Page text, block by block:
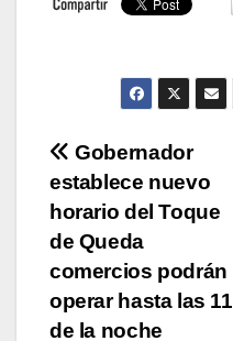
Navegación
de
entradas
Gobernador
establece nuevo
horario del Toque
de Queda
comercios podrán
operar hasta las 11
de la noche